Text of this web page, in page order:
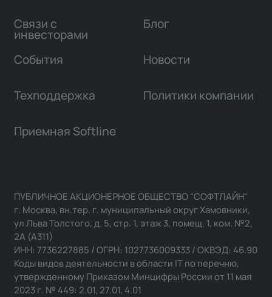
Связи с
инвесторами
Блог
События Новости
Техподдержка Политики компании
Приемная Softline
ПУБЛИЧНОЕ АКЦИОНЕРНОЕ ОБЩЕСТВО "СОФТЛАЙН"
г. Москва, вн.тер. г. муниципальный округ Хамовники,
ул Льва Толстого, д. 5, стр. 1, этаж 3, помещ. 1, ком. №2,
2А (А311)
ИНН: 7736227885 / ОГРН: 1027736009333 / ОКВЭД: 46.90
Коды видов деятельности в области IT по перечню,
утвержденному Приказом Минцифры России от 11 мая
2023 г. № 449: 2.01, 27.01, 4.01